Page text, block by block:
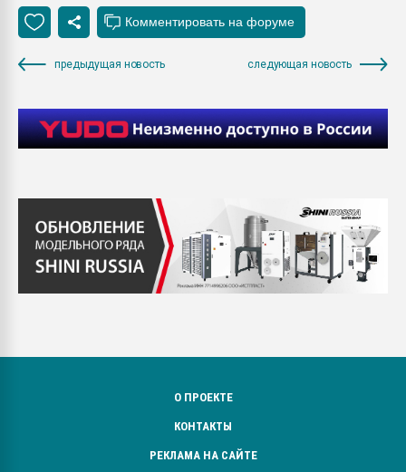
предыдущая новость следующая новость
О ПРОЕКТЕ
КОНТАКТЫ
РЕКЛАМА НА САЙТЕ